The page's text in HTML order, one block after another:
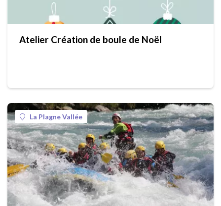
Atelier Création de boule de Noël
La Plagne Vallée